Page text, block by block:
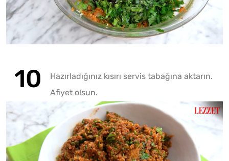
Hazırladığınız kısırı servis tabağına aktarın.
Afiyet olsun.